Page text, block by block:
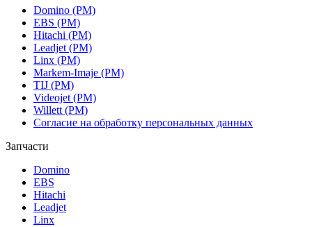
Domino (РМ)
EBS (РМ)
Hitachi (РМ)
Leadjet (РМ)
Linx (РМ)
Markem-Imaje (РМ)
TIJ (РМ)
Videojet (РМ)
Willett (РМ)
Согласие на обработку персональных данных
Запчасти
Domino
EBS
Hitachi
Leadjet
Linx